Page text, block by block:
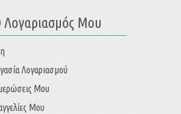
Λογαριασμός Μου
Λογαριασμού
Μου
Μου